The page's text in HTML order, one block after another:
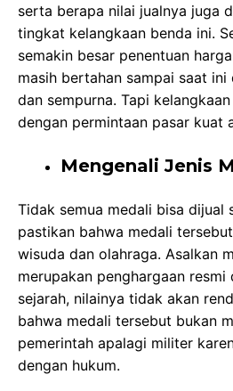
serta berapa nilai jualnya juga
tingkat kelangkaan benda ini.
semakin besar penentuan
masih bertahan sampai saat
dan sempurna. Tapi
dengan permintaan pasar kuat
Mengenali Jenis
Tidak semua medali bisa dijual
pastikan bahwa medali
wisuda dan olahraga. Asalkan
merupakan penghargaan resmi
sejarah, nilainya tidak akan
bahwa medali tersebut bukan
pemerintah apalagi militer
dengan hukum.